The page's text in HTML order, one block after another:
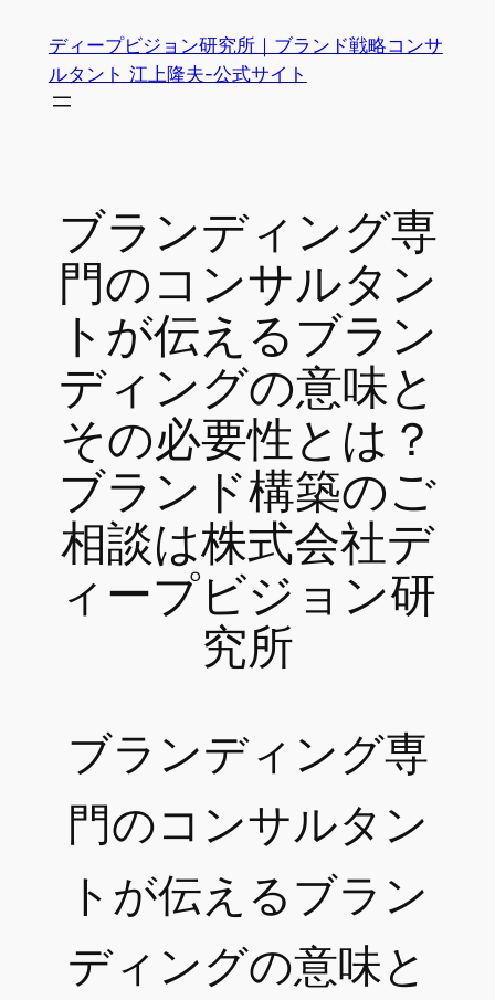
ディープビジョン研究所｜ブランド戦略コンサ
ルタント 江上隆夫-公式サイト
ブランディング専
門のコンサルタン
トが伝えるブラン
ディングの意味と
その必要性とは？
ブランド構築のご
相談は株式会社デ
ィープビジョン研
究所
ブランディング専
門のコンサルタン
トが伝えるブラン
ディングの意味と